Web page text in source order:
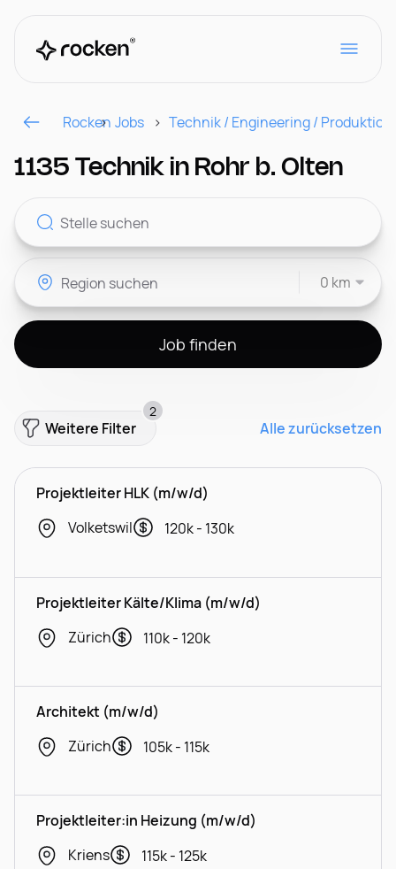
Für Arbeitgeber
CH
Rocken Jobs Technik / Engineering / Produktion
1135 Technik in Rohr b. Olten
0 km
Job finden
Weitere Filter
2
Alle zurücksetzen
Projektleiter HLK (m/w/d)
Volketswil
120k - 130k
Projektleiter Kälte/Klima (m/w/d)
Zürich
110k - 120k
Architekt (m/w/d)
Zürich
105k - 115k
Projektleiter:in Heizung (m/w/d)
Kriens
115k - 125k